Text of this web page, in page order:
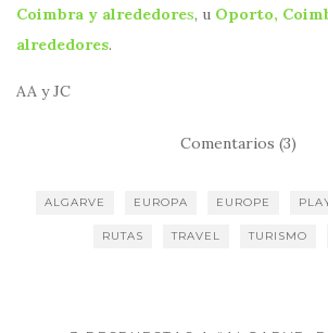
Coimbra y alrededores, u Oporto,
alrededores.
AA y JC
Comentarios (3)
ALGARVE EUROPA EUROPE
RUTAS TRAVEL TURISMO